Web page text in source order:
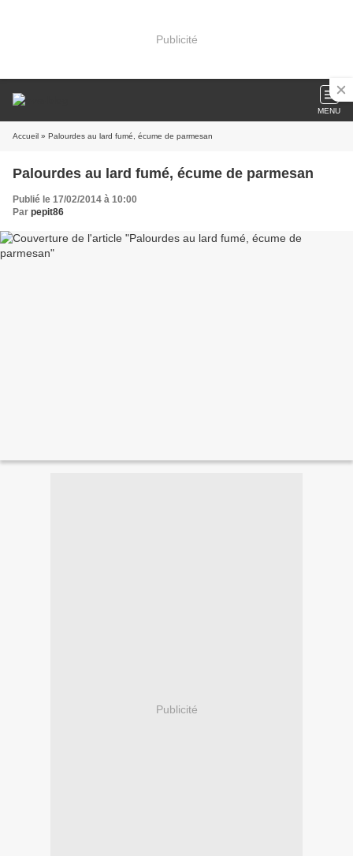
Publicité
MENU
Accueil » Palourdes au lard fumé, écume de parmesan
Palourdes au lard fumé, écume de parmesan
Publié le 17/02/2014 à 10:00
Par pepit86
Publicité